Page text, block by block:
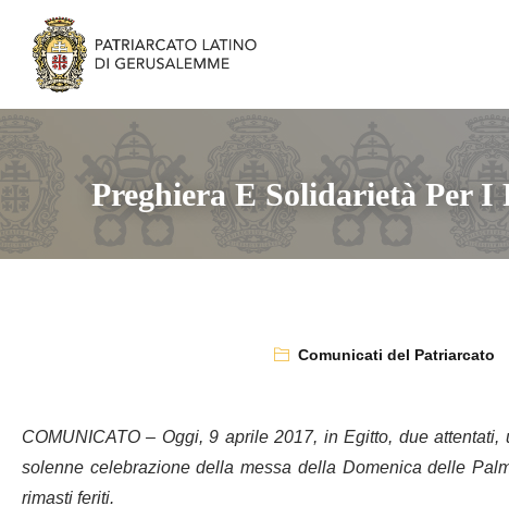
Preghiera E Solidarietà Per I
Comunicati del Patriarcato
COMUNICATO – Oggi, 9 aprile 2017, in Egitto, due
solenne celebrazione della messa della Domenica delle
rimasti feriti.